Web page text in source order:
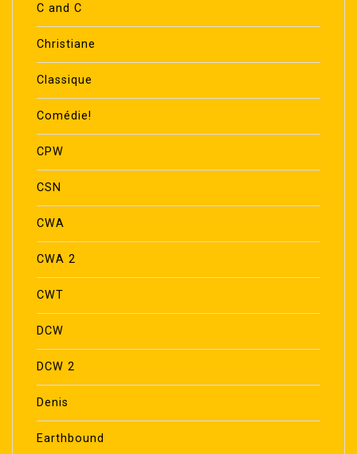
C and C
Christiane
Classique
Comédie!
CPW
CSN
CWA
CWA 2
CWT
DCW
DCW 2
Denis
Earthbound